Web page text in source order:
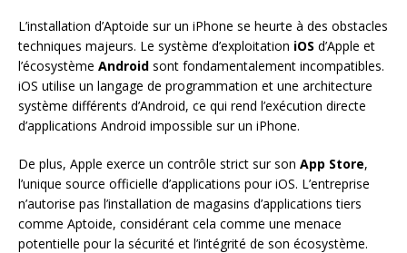
L’installation d’Aptoide sur un iPhone se heurte à des obstacles
techniques majeurs. Le système d’exploitation iOS d’Apple et
l’écosystème Android sont fondamentalement incompatibles.
iOS utilise un langage de programmation et une architecture
système différents d’Android, ce qui rend l’exécution directe
d’applications Android impossible sur un iPhone.
De plus, Apple exerce un contrôle strict sur son App Store,
l’unique source officielle d’applications pour iOS. L’entreprise
n’autorise pas l’installation de magasins d’applications tiers
comme Aptoide, considérant cela comme une menace
potentielle pour la sécurité et l’intégrité de son écosystème.